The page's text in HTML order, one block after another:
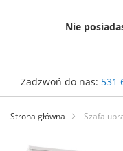
Nie
Zadzwoń do nas: 531
Przejdź
treści
Strona główna Szafa
Przejdź